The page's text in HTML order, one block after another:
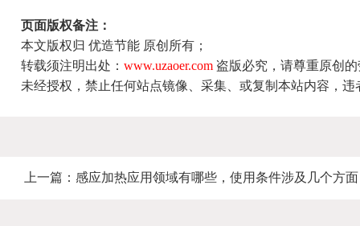
页面版权备注：
本文版权归 优造节能 原创所有；
转载须注明出处： www.uzaoer.com 盗版必究，请尊重原创
未经授权，禁止任何站点镜像、采集、或复制本站内容，
上一篇： 感应加热应用领域有哪些，使用条件涉及几个方